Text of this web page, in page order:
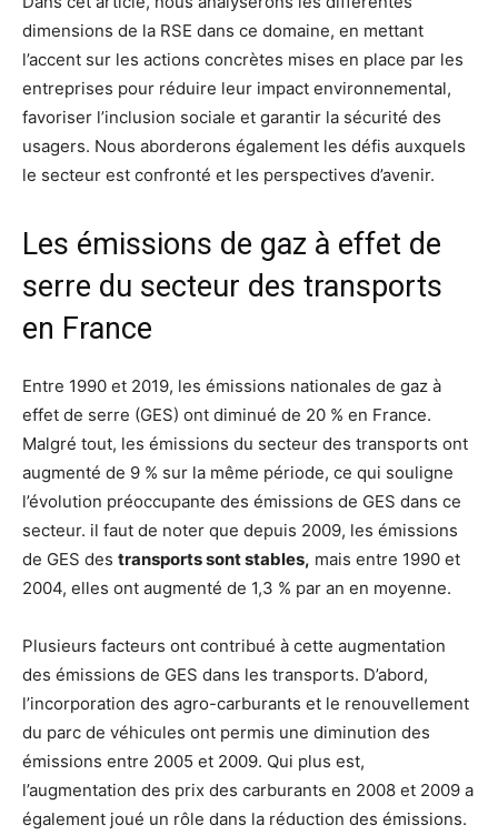
dimensions de la RSE dans ce domaine, en mettant
l’accent sur les actions concrètes mises en place par les
entreprises pour réduire leur impact environnemental,
favoriser l’inclusion sociale et garantir la sécurité des
usagers. Nous aborderons également les défis auxquels
le secteur est confronté et les perspectives d’avenir.
Les émissions de gaz à effet de
serre du secteur des transports
en France
Entre 1990 et 2019, les émissions nationales de gaz à
effet de serre (GES) ont diminué de 20 % en France.
Malgré tout, les émissions du secteur des transports ont
augmenté de 9 % sur la même période, ce qui souligne
l’évolution préoccupante des émissions de GES dans ce
secteur. il faut de noter que depuis 2009, les émissions
de GES des transports sont stables, mais entre 1990 et
2004, elles ont augmenté de 1,3 % par an en moyenne.
Plusieurs facteurs ont contribué à cette augmentation
des émissions de GES dans les transports. D’abord,
l’incorporation des agro-carburants et le renouvellement
du parc de véhicules ont permis une diminution des
émissions entre 2005 et 2009. Qui plus est,
l’augmentation des prix des carburants en 2008 et 2009 a
également joué un rôle dans la réduction des émissions.